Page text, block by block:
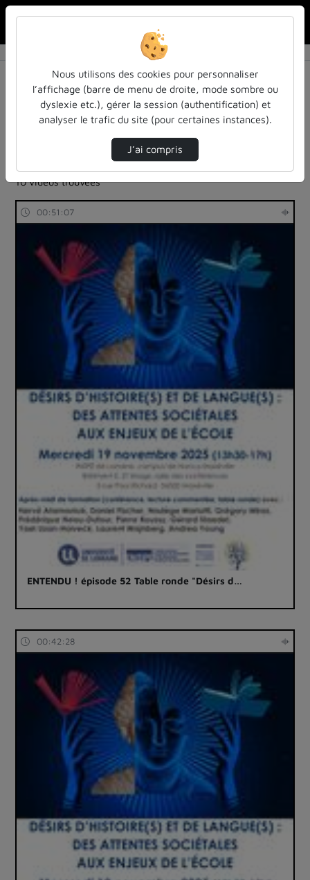
Résultats de la recherche
Filtres actifs (cliquer pour en retirer) :
Français
colloques-et-conferences
entendu-des-confs-a-ecouter
langues-sciences-du-langage
10 vidéos trouvées
00:51:07
ENTENDU ! épisode 52 Table ronde "Désirs d…
00:42:28
Nous utilisons des cookies pour personnaliser
l’affichage (barre de menu de droite, mode sombre ou
dyslexie etc.), gérer la session (authentification) et
analyser le trafic du site (pour certaines instances).
J’ai compris